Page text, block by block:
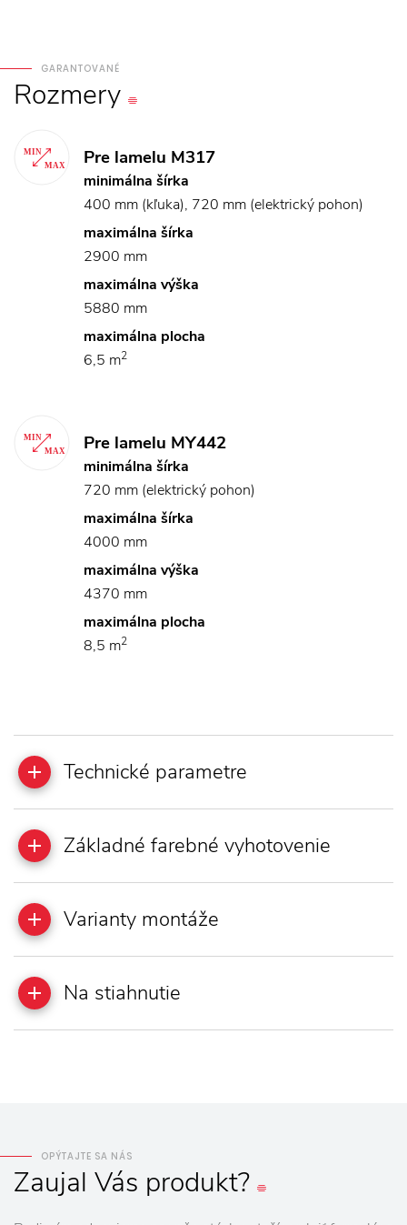
GARANTOVANÉ
Rozmery
Pre lamelu M317
minimálna šírka
400 mm (kľuka), 720 mm (elektrický pohon)
maximálna šírka
2900 mm
maximálna výška
5880 mm
maximálna plocha
6,5 m2
Pre lamelu MY442
minimálna šírka
720 mm (elektrický pohon)
maximálna šírka
4000 mm
maximálna výška
4370 mm
maximálna plocha
8,5 m2
Technické parametre
Základné farebné vyhotovenie
Varianty montáže
Na stiahnutie
OPÝTAJTE SA NÁS
Zaujal Vás produkt?